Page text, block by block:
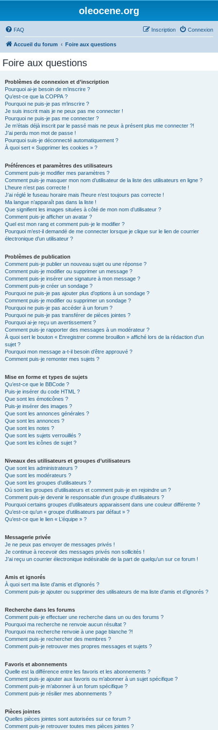
oleocene.org
FAQ Connexion
Inscription
Accueil du forum Foire aux questions
Foire aux questions
Problèmes de connexion et d’inscription
Pourquoi ai-je besoin de m’inscrire ?
Qu’est-ce que la COPPA ?
Pourquoi ne puis-je pas m’inscrire ?
Je suis inscrit mais je ne peux pas me connecter !
Pourquoi ne puis-je pas me connecter ?
Je m’étais déjà inscrit par le passé mais ne peux à présent plus me connecter ?!
J’ai perdu mon mot de passe !
Pourquoi suis-je déconnecté automatiquement ?
À quoi sert « Supprimer les cookies » ?
Préférences et paramètres des utilisateurs
Comment puis-je modifier mes paramètres ?
Comment puis-je masquer mon nom d’utilisateur de la liste des utilisateurs en ligne ?
L’heure n’est pas correcte !
J’ai réglé le fuseau horaire mais l’heure n’est toujours pas correcte !
Ma langue n’apparaît pas dans la liste !
Que signifient les images situées à côté de mon nom d’utilisateur ?
Comment puis-je afficher un avatar ?
Quel est mon rang et comment puis-je le modifier ?
Pourquoi m’est-il demandé de me connecter lorsque je clique sur le lien de courrier
électronique d’un utilisateur ?
Problèmes de publication
Comment puis-je publier un nouveau sujet ou une réponse ?
Comment puis-je modifier ou supprimer un message ?
Comment puis-je insérer une signature à mon message ?
Comment puis-je créer un sondage ?
Pourquoi ne puis-je pas ajouter plus d’options à un sondage ?
Comment puis-je modifier ou supprimer un sondage ?
Pourquoi ne puis-je pas accéder à un forum ?
Pourquoi ne puis-je pas transférer de pièces jointes ?
Pourquoi ai-je reçu un avertissement ?
Comment puis-je rapporter des messages à un modérateur ?
À quoi sert le bouton « Enregistrer comme brouillon » affiché lors de la rédaction d’un
sujet ?
Pourquoi mon message a-t-il besoin d’être approuvé ?
Comment puis-je remonter mes sujets ?
Mise en forme et types de sujets
Qu’est-ce que le BBCode ?
Puis-je insérer du code HTML ?
Que sont les émoticônes ?
Puis-je insérer des images ?
Que sont les annonces générales ?
Que sont les annonces ?
Que sont les notes ?
Que sont les sujets verrouillés ?
Que sont les icônes de sujet ?
Niveaux des utilisateurs et groupes d’utilisateurs
Que sont les administrateurs ?
Que sont les modérateurs ?
Que sont les groupes d’utilisateurs ?
Où sont les groupes d’utilisateurs et comment puis-je en rejoindre un ?
Comment puis-je devenir le responsable d’un groupe d’utilisateurs ?
Pourquoi certains groupes d’utilisateurs apparaissent dans une couleur différente ?
Qu’est-ce qu’un « groupe d’utilisateurs par défaut » ?
Qu’est-ce que le lien « L’équipe » ?
Messagerie privée
Je ne peux pas envoyer de messages privés !
Je continue à recevoir des messages privés non sollicités !
J’ai reçu un courrier électronique indésirable de la part de quelqu’un sur ce forum !
Amis et ignorés
À quoi sert ma liste d’amis et d’ignorés ?
Comment puis-je ajouter ou supprimer des utilisateurs de ma liste d’amis et d’ignorés ?
Recherche dans les forums
Comment puis-je effectuer une recherche dans un ou des forums ?
Pourquoi ma recherche ne renvoie aucun résultat ?
Pourquoi ma recherche renvoie à une page blanche ?!
Comment puis-je rechercher des membres ?
Comment puis-je retrouver mes propres messages et sujets ?
Favoris et abonnements
Quelle est la différence entre les favoris et les abonnements ?
Comment puis-je ajouter aux favoris ou m’abonner à un sujet spécifique ?
Comment puis-je m’abonner à un forum spécifique ?
Comment puis-je résilier mes abonnements ?
Pièces jointes
Quelles pièces jointes sont autorisées sur ce forum ?
Comment puis-je retrouver toutes mes pièces jointes ?